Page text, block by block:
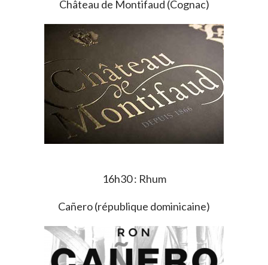
Château de Montifaud (Cognac)
16h30 : Rhum
Cañero (république dominicaine)